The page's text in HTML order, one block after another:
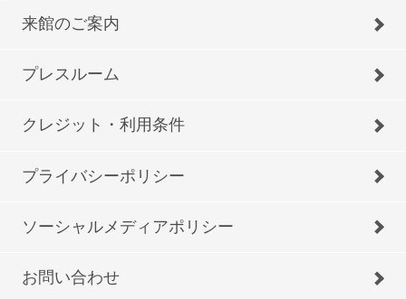
来館のご案内
プレスルーム
クレジット・利用条件
プライバシーポリシー
ソーシャルメディアポリシー
お問い合わせ